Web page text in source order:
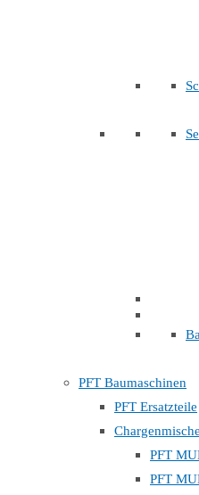
PFT Baumaschinen
PFT Ersatzteile
PFT
PFT